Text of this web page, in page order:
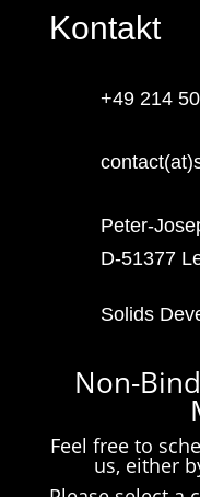
Kontakt
+49 214
Peter-
D-51377
Solids
Non-
Feel free to
us, either